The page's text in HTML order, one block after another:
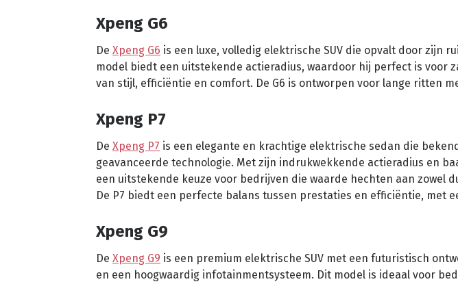
Xpeng G6
De Xpeng G6 is een luxe, volledig elektrische SUV die opvalt door zijn
model biedt een uitstekende actieradius, waardoor hij perfect is voor
van stijl, efficiëntie en comfort. De G6 is ontworpen voor lange ritten
Xpeng P7
De Xpeng P7 is een elegante en krachtige elektrische sedan die
geavanceerde technologie. Met zijn indrukwekkende actieradius en
een uitstekende keuze voor bedrijven die waarde hechten aan zowel
De P7 biedt een perfecte balans tussen prestaties en efficiëntie, met
Xpeng G9
De Xpeng G9 is een premium elektrische SUV met een futuristisch
en een hoogwaardig infotainmentsysteem. Dit model is ideaal voor